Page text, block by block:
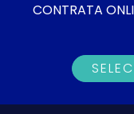
CONTRATA